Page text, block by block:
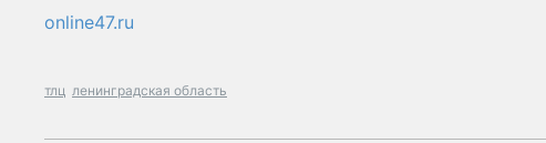
online47.ru
тлц ленинградская область